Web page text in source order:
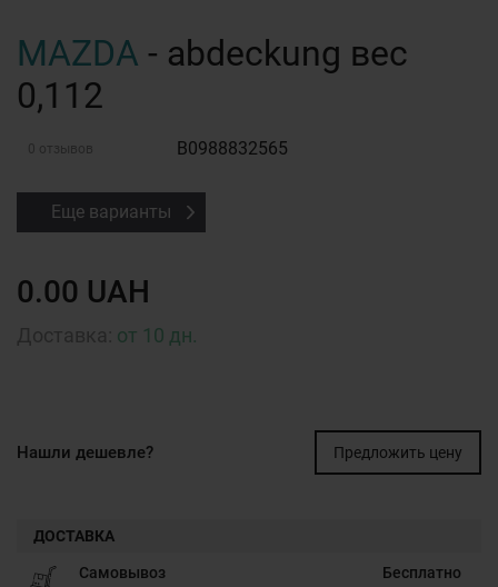
MAZDA - abdeckung вес
0,112
0 отзывов B0988832565
Еще варианты
0.00 UAH
от 10 дн.
Нашли дешевле? Предложить цену
ДОСТАВКА
Самовывоз Бесплатно